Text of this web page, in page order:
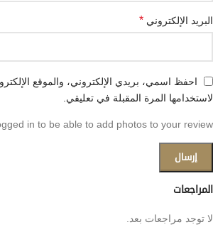
المراجعات
لا توجد مراجعات بعد.
البريد الإلكتروني *
احفظ اسمي، بريدي الإلكتروني، والموقع
لاستخدامها المرة المقبلة في تعليقي.
in to be able to add photos to your review.